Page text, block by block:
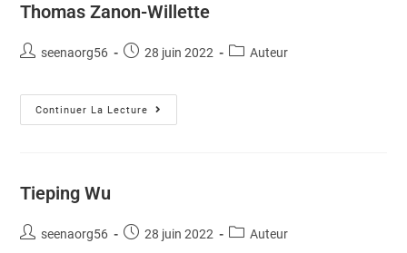
Thomas Zanon-Willette
seenaorg56 28 juin 2022 Auteur
Continuer La Lecture
Tieping Wu
seenaorg56 28 juin 2022 Auteur